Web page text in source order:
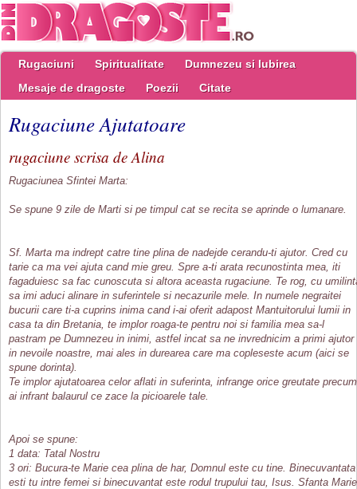
Rugaciuni Spiritualitate
Dumnezeu si Iubirea
Mesaje de dragoste
Poezii Citate
Rugaciune Ajutatoare
rugaciune scrisa de Alina
Rugaciunea Sfintei Marta:
Se spune 9 zile de Marti si pe timpul cat se recita se aprinde o lumanare.
Sf. Marta ma indrept catre tine plina de nadejde cerandu-ti ajutor. Cred cu
tarie ca ma vei ajuta cand mie greu. Spre a-ti arata recunostinta mea, iti
fagaduiesc sa fac cunoscuta si altora aceasta rugaciune. Te rog, cu
sa imi aduci alinare in suferintele si necazurile mele. In numele negraitei
bucurii care ti-a cuprins inima cand i-ai oferit adapost Mantuitorului lumii in
casa ta din Bretania, te implor roaga-te pentru noi si familia mea sa-l
pastram pe Dumnezeu in inimi, astfel incat sa ne invrednicim a primi ajutor
in nevoile noastre, mai ales in durearea care ma copleseste acum (aici se
spune dorinta).
Te implor ajutatoarea celor aflati in suferinta, infrange orice greutate precum
ai infrant balaurul ce zace la picioarele tale.
Apoi se spune:
1 data: Tatal Nostru
3 ori: Bucura-te Marie cea plina de har, Domnul este cu tine. Binecuvantata
esti tu intre femei si binecuvantat este rodul trupului tau, Isus. Sfanta